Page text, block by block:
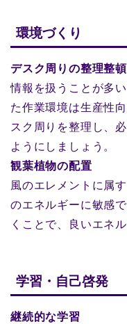
環境づくり
デスク周りの整理整頓
情報を扱うことが多
た作業環境は生産性
スク周りを整理し、
ようにしましょう。
観葉植物の配置
風のエレメントに属
のエネルギーに敏感
くことで、良いエネ
学習・自己啓発
継続的な学習